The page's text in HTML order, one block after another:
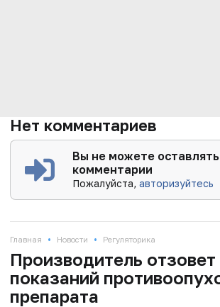
Нет комментариев
Вы не можете оставлять
комментарии
Пожалуйста,авторизуйтесь
Главная • Новости • Регуляторика
Производитель отзовет
показаний
препарата